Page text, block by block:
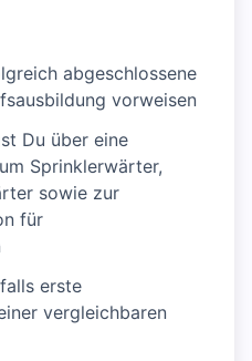
abgeschlossene
vorweisen
Du über eine
Sprinklerwärter,
sowie zur
für
erste
vergleichbaren